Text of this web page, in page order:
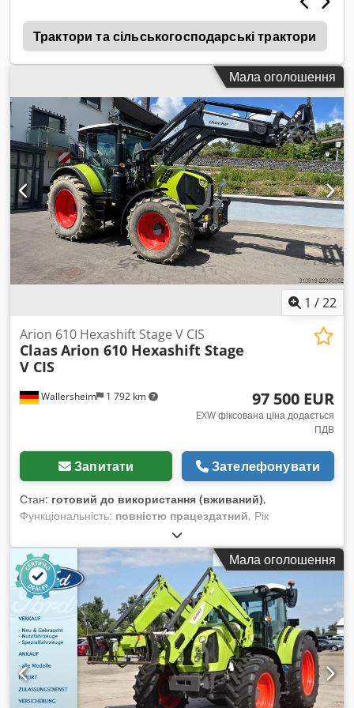
Трактори та сільськогосподарські трактори
Мала оголошення
1 /22
Wallersheim 1 792 km
Arion 610 Hexashift Stage V CIS
ClaasArion 610 Hexashift Stage
V CIS
97 500 EUR
EXW фіксована ціна додається
ПДВ
Запитати Зателефонувати
Стан: готовий до використання (вживаний),
Функціональність: повністю працездатний, Рік
, мотогодини:
дизель, максимальна швидкість:40 км/год, колір:
зелений, Продається: сільськогосподарський трактор Claas
Arion 610 Hexashift Stage V (CIS), тип A96 100 Рік
виготовлення: 2022 Напрацювання: 939 годин Трактор у
відмінному стані, майже як новий, з дуже незначним
напрацюванням, повністю справний і готовий до роботи без
додаткових інвестицій. Він оснащений 6-циліндровим
двигуном John Deere DPS 6.8 л, що відповідає екологічним
стандартам Stage V (SCR, DPF, DOC, AdBlue). Максимальна
потужність: 145 к.с. Номінальна потужність: 135 к.с.
Мала оголошення